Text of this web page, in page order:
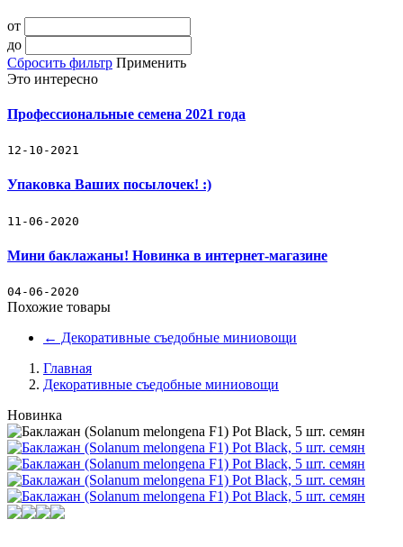
от
до
Сбросить фильтр Применить
Это интересно
Профессиональные семена 2021 года
12-10-2021
Упаковка Ваших посылочек! :)
11-06-2020
Мини баклажаны! Новинка в интернет-магазине
04-06-2020
Похожие товары
← Декоративные съедобные миниовощи
Главная
Декоративные съедобные миниовощи
Новинка